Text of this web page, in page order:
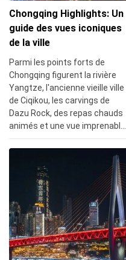
Chongqing Highlights: Un
guide des vues iconiques
de la ville
Parmi les points forts de
Chongqing figurent la rivière
Yangtze, l'ancienne vieille ville
de Ciqikou, les carvings de
Dazu Rock, des repas chauds
animés et une vue imprenable
sur la montagne Nanshan,
offrant un mélange d'histoire,
de culture et de beauté
naturelle.